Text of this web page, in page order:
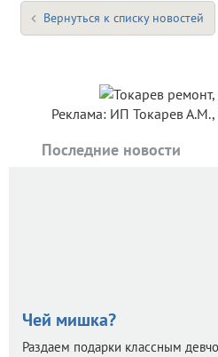
Вернуться к списку новостей
Реклама: ИП Токарев
Последние новости
Чей мишка?
Раздаем подарки классным